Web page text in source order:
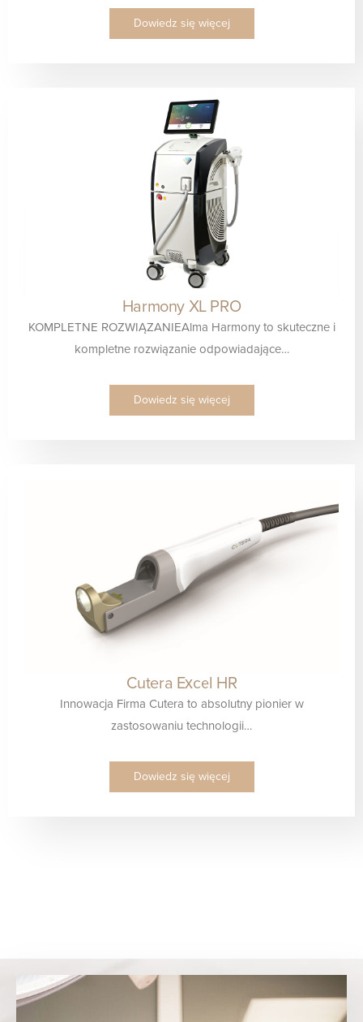
Dowiedz się więcej
Harmony XL PRO
KOMPLETNE ROZWIĄZANIEAlma Harmony to skuteczne i
kompletne rozwiązanie odpowiadające…
Dowiedz się więcej
Cutera Excel HR
Innowacja Firma Cutera to absolutny pionier w
zastosowaniu technologii…
Dowiedz się więcej